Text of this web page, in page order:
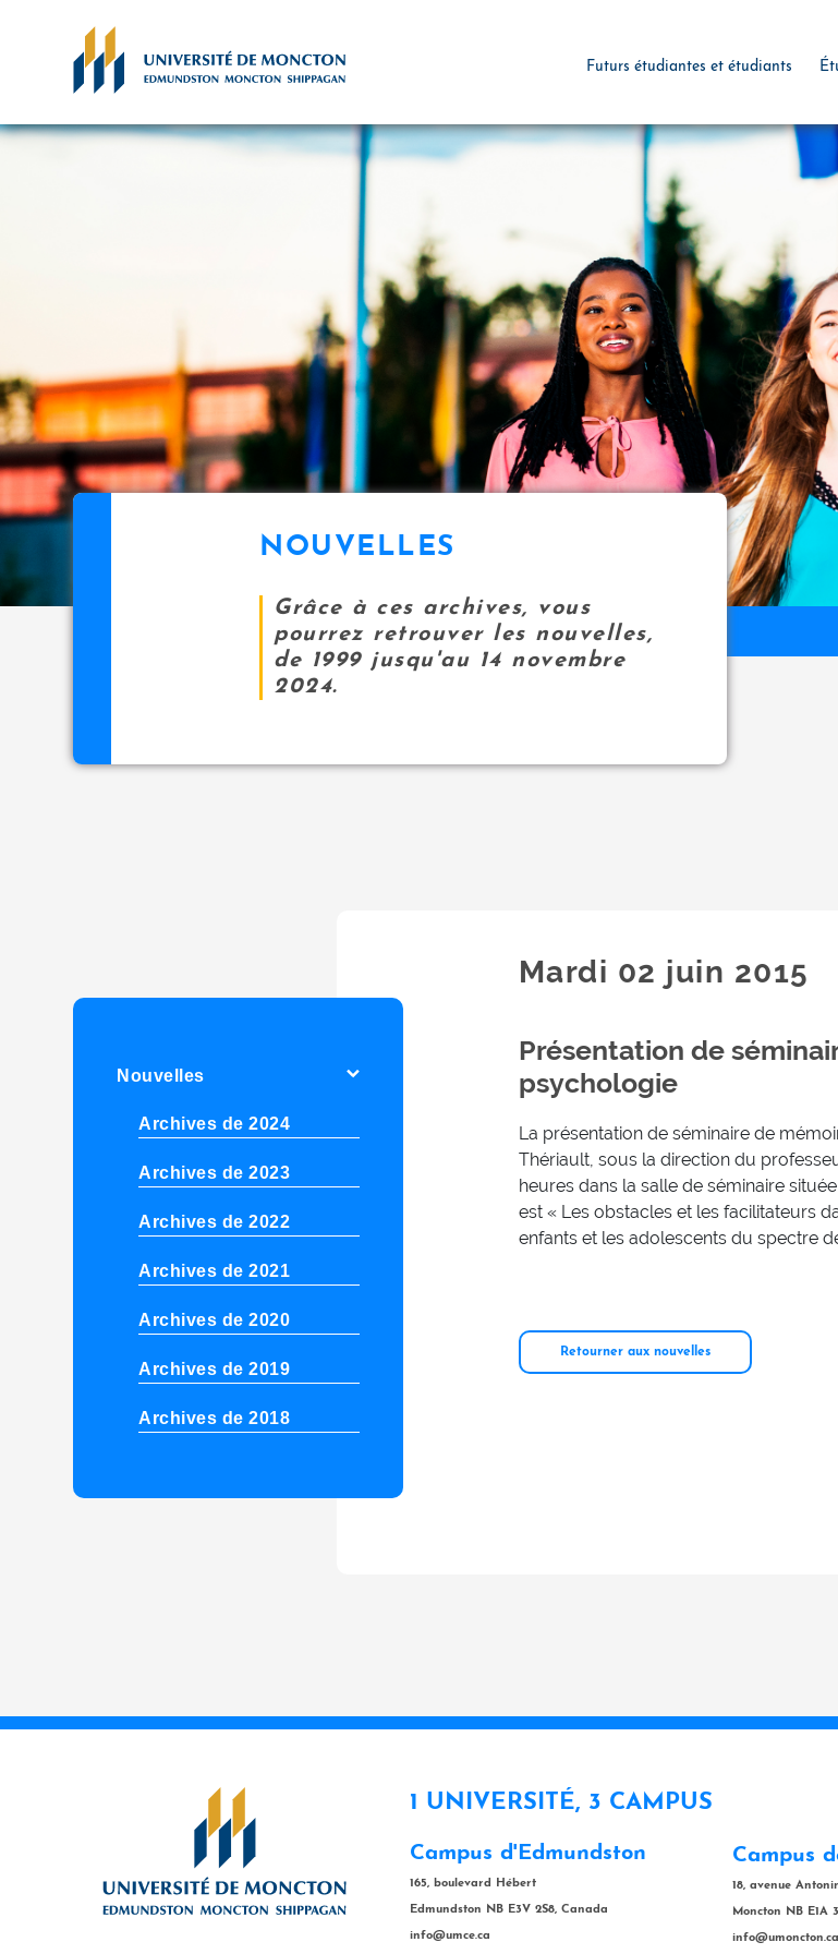
Futurs étudiantes et étudiants
NOUVELLES
Grâce à ces archives, vous
pourrez retrouver les nouvelles,
de 1999 jusqu'au 14 novembre
2024.
Nouvelles
Archives de 2024
Archives de 2023
Archives de 2022
Archives de 2021
Archives de 2020
Archives de 2019
Archives de 2018
Mardi 02 juin 2015
Présentation de
psychologie
La présentation de séminaire de
Thériault, sous la direction du
heures dans la salle de séminaire
est « Les obstacles et les facilitateurs
enfants et les adolescents du spectre
Retourner aux nouvelles
1 UNIVERSITÉ, 3 CAMPUS
Campus d'Edmundston
165, boulevard Hébert
Edmundston NB E3V 2S8, Canada
info@umce.ca
Campus
18, avenue
Moncton NB E1A
info@umoncton.ca